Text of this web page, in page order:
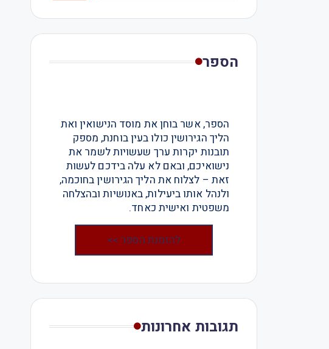
הספר
הספר, אשר בוחן את מוסד הנישואין ואת
הליך הגירושין כולו בעין בוחנת, מספק
תובנות יקרות ערך שעשויות לשמר את
נישואיכם, ובאם לא עלה בידכם לעשות
זאת – לצלוח את הליך הגירושין בחוכמה,
ולנהל אותו ביעילות, באנושיות ובהצלחה
משפטית ואישית כאחד.
להזמנת הספר >>
תגובות אחרונות